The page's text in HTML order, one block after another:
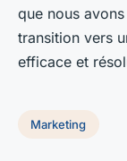
que nous
transition vers
efficace et
Marketing